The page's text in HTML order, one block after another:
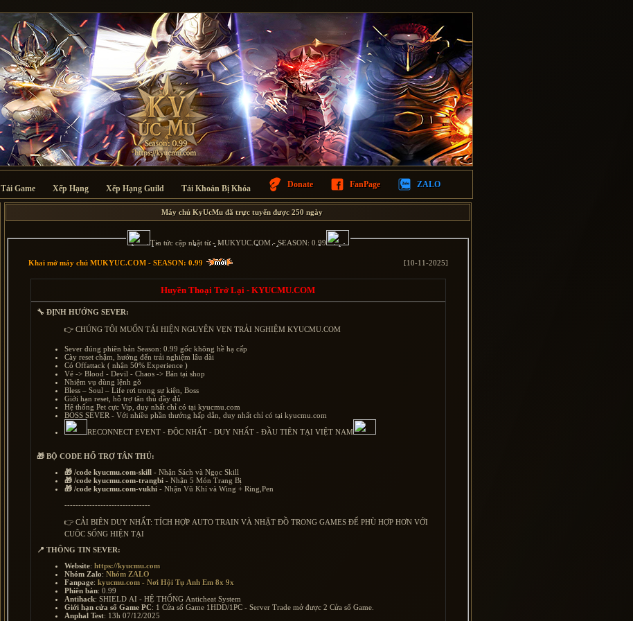
Tải Game Xếp Hạng Xếp Hạng Guild Tải Khoản Bị Khóa Donate FanPage ZALO
Máy chủ KyUcMu đã trực tuyến được 250 ngày
Tin tức cập nhật từ - MUKYUC.COM - SEASON: 0.99
Khai mở máy chủ MUKYUC.COM - SEASON: 0.99 [10-11-2025]
Huyền Thoại Trở Lại - KYUCMU.COM
🔧 ĐỊNH HƯỚNG SEVER:
👉 CHÚNG TÔI MUỐN TÁI HIỆN NGUYÊN VẸN TRẢI NGHIỆM KYUCMU.COM
Sever đúng phiên bản Season: 0.99 gốc không hề hạ cấp
Cày reset chậm, hướng đến trải nghiệm lâu dài
Có Offattack ( nhận 50% Experience )
Vé -> Blood - Devil - Chaos -> Bán tại shop
Nhiệm vụ dùng lệnh gõ
Bless – Soul – Life rơi trong sự kiện, Boss
Giới hạn reset, hỗ trợ tân thủ đầy đủ
Hệ thống Pet cực Vip, duy nhất chỉ có tại kyucmu.com
BOSS SEVER - Với nhiều phần thưởng hấp dẫn, duy nhất chỉ có tại kyucmu.com
RECONNECT EVENT - ĐỘC NHẤT - DUY NHẤT - ĐẦU TIÊN TẠI VIỆT NAM
🎁 BỘ CODE HỔ TRỢ TÂN THỦ:
🎁 /code kyucmu.com-skill- Nhận Sách và Ngọc Skill
🎁 /code kyucmu.com-trangbi- Nhận 5 Món Trang Bị
🎁 /code kyucmu.com-vukhi- Nhận Vũ Khí và Wing + Ring,Pen
-------------------------------
👉 CẢI BIÊN DUY NHẤT: TÍCH HỢP AUTO TRAIN VÀ NHẶT ĐỒ TRONG GAMES ĐỂ PHÙ HỢP HƠN VỚI
CUỘC SỐNG HIỆN TẠI
📍 THÔNG TIN SEVER:
Website: https://kyucmu.com
Nhóm Zalo: Nhóm ZALO
Fanpage: kyucmu.com - Nơi Hội Tụ Anh Em 8x 9x
Phiên bản: 0.99
Antihack: SHIELD AI - HỆ THỐNG Anticheat System
Giới hạn cửa sổ Game PC: 1 Cửa sổ Game 1HDD/1PC - Server Trade mở được 2 Cửa sổ Game.
Anphal Test: 13h 07/12/2025